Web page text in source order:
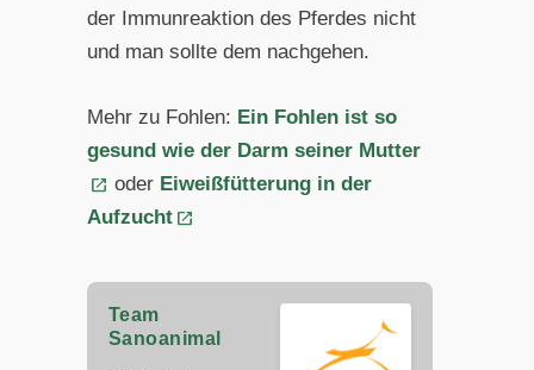
der Immunreaktion des Pferdes nicht
und man sollte dem nachgehen.
Mehr zu Fohlen: Ein Fohlen ist so
gesund wie der Darm seiner Mutter
oder Eiweißfütterung in der
Aufzucht
Team
Sanoanimal